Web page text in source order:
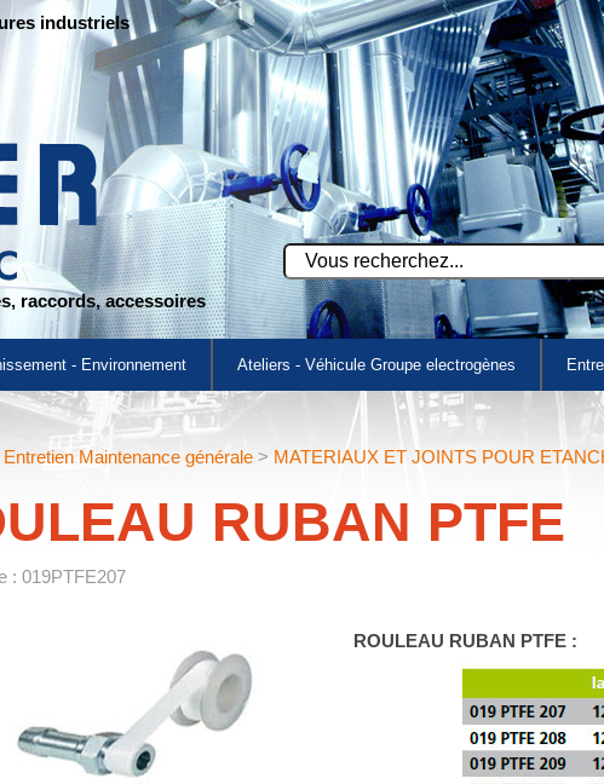
industriels
raccords, accessoires
- Environnement Ateliers - Véhicule Groupe electrogènes
Entretien Maintenance générale > MATERIAUX ET JOINTS POUR
RUBAN PTFE
: 019PTFE207
ROULEAU RUBAN PTFE :